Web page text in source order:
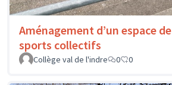
Aménagement d’un espace de
sports collectifs
Collège val de l'indre
0 0